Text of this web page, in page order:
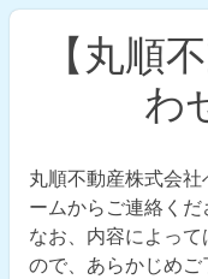
【丸順
わ
丸順不動産株式会
ームからご連絡くだ
なお、内容によっ
ので、あらかじめご